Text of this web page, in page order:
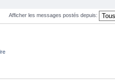
Afficher les messages postés depuis: